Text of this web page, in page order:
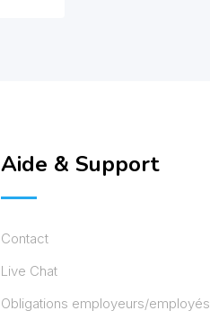
Aide & Support
Contact
Live Chat
Obligations employeurs/employés